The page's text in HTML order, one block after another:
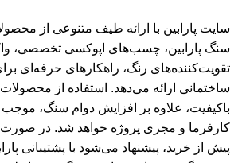
سایت پارابین با ارائه طیف متنوعی از
سنگ پارابین، چسب‌های اپوکسی تخصصی،
تقویت‌کننده‌های رنگ، راهکارهای حرفه‌ای
ساختمانی ارائه می‌دهد. استفاده از محصولات
باکیفیت، علاوه بر افزایش دوام سنگ،
کارفرما و مجری پروژه خواهد شد. در صورت
پیش از خرید، پیشنهاد می‌شود با پشتیبانی